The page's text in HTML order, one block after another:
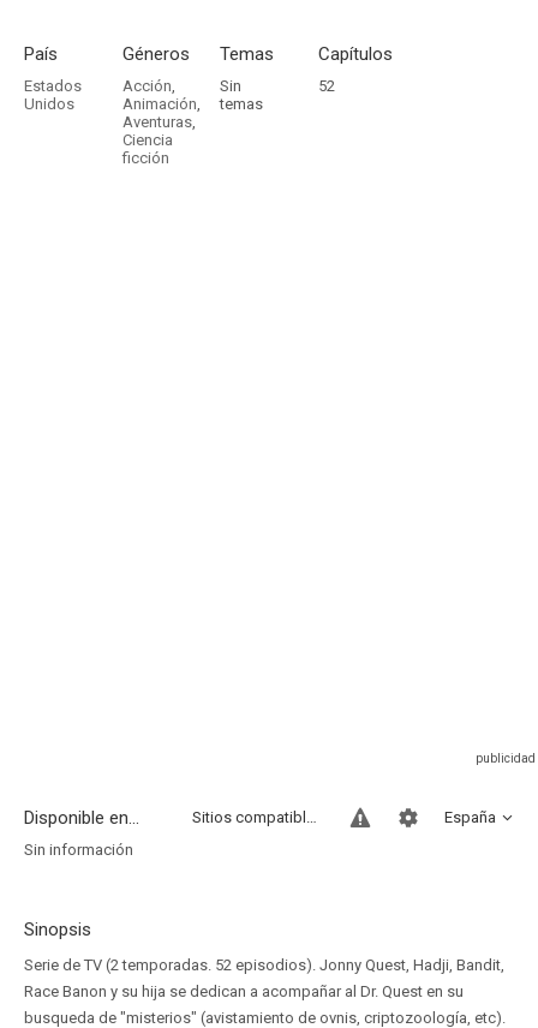
País
Estados
Unidos
Géneros
Acción,
Animación,
Aventuras,
Ciencia
ficción
Temas
Sin
temas
Capítulos
52
Disponible en... España
Sitios compatibles
Sin información
Sinopsis
Serie de TV (2 temporadas. 52 episodios). Jonny Quest, Hadji, Bandit,
Race Banon y su hija se dedican a acompañar al Dr. Quest en su
busqueda de "misterios" (avistamiento de ovnis, criptozoología, etc).